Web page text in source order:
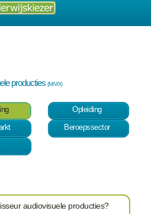
producties(M/V/X)
Opleiding
Beroepssector
audiovisuele producties?